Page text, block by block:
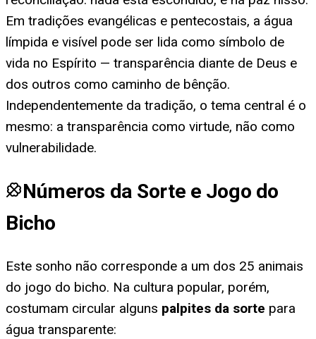
Em tradições evangélicas e pentecostais, a água
límpida e visível pode ser lida como símbolo de
vida no Espírito — transparência diante de Deus e
dos outros como caminho de bênção.
Independentemente da tradição, o tema central é o
mesmo: a transparência como virtude, não como
vulnerabilidade.
Números da Sorte e Jogo do
Bicho
Este sonho não corresponde a um dos 25 animais
do jogo do bicho. Na cultura popular, porém,
costumam circular alguns palpites da sorte para
água transparente: